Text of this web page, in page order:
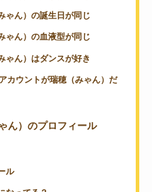
ゃん）の誕生日が同じ
ゃん）の血液型が同じ
ん）はダンスが好き
カウントが瑞穂（みゃん）だ
ん）のプロフィール
ル